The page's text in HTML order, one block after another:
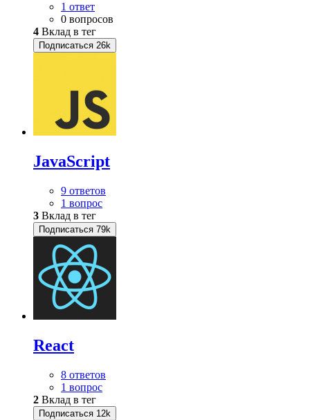
1 ответ
0 вопросов
4 Вклад в тег
Подписаться 26k
JavaScript
9 ответов
1 вопрос
3 Вклад в тег
Подписаться 79k
React
8 ответов
1 вопрос
2 Вклад в тег
Подписаться 12k